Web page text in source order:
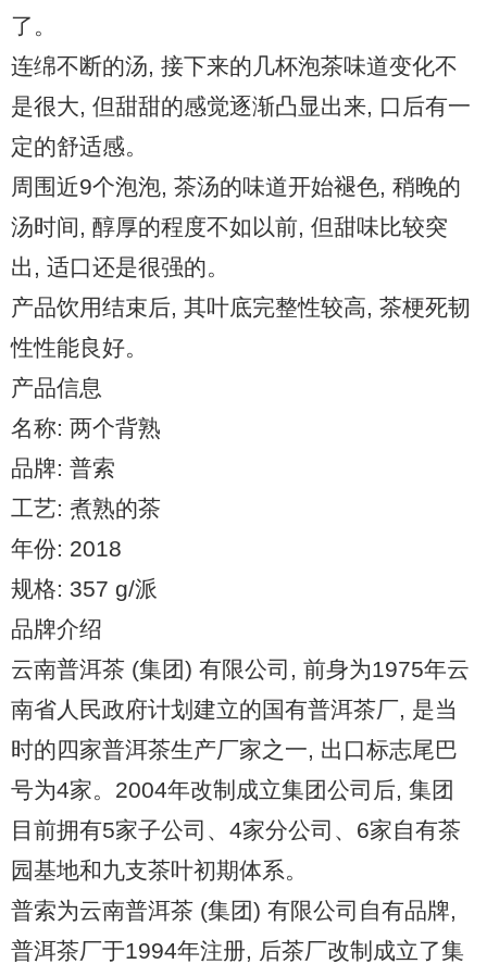
了。
连绵不断的汤, 接下来的几杯泡茶味道变化不
是很大, 但甜甜的感觉逐渐凸显出来, 口后有一
定的舒适感。
周围近9个泡泡, 茶汤的味道开始褪色, 稍晚的
汤时间, 醇厚的程度不如以前, 但甜味比较突
出, 适口还是很强的。
产品饮用结束后, 其叶底完整性较高, 茶梗死韧
性性能良好。
产品信息
名称: 两个背熟
品牌: 普索
工艺: 煮熟的茶
年份: 2018
规格: 357 g/派
品牌介绍
云南普洱茶 (集团) 有限公司, 前身为1975年云
南省人民政府计划建立的国有普洱茶厂, 是当
时的四家普洱茶生产厂家之一, 出口标志尾巴
号为4家。2004年改制成立集团公司后, 集团
目前拥有5家子公司、4家分公司、6家自有茶
园基地和九支茶叶初期体系。
普索为云南普洱茶 (集团) 有限公司自有品牌,
普洱茶厂于1994年注册, 后茶厂改制成立了集